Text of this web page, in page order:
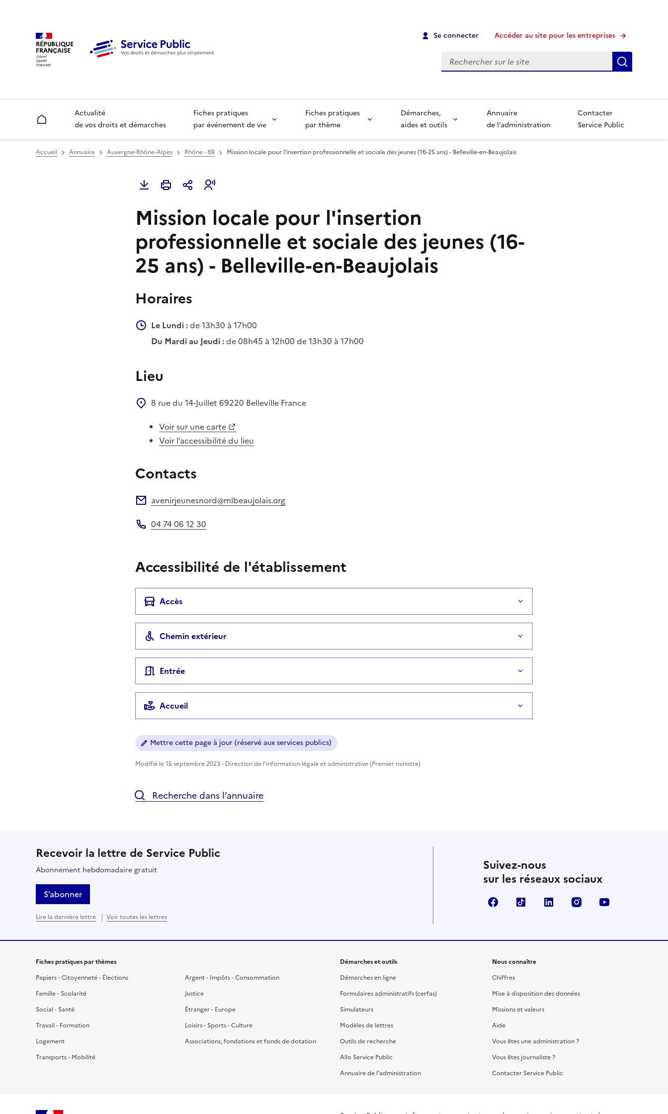
RÉPUBLIQUE
FRANÇAISE
Se connecter Accéder au site pour les entreprises
Recherche
Accueil
Actualité
de vos droits et démarches
Fiches pratiques
par événement de vie
Fiches pratiques
par thème
Démarches,
aides et outils
Annuaire
de l’administration
Contacter
Service Public
Accueil Annuaire Auvergne-Rhône-Alpes Rhône - 69 Mission locale pour l'insertion professionnelle et sociale des jeunes (16-25 ans) - Belleville-en-Beaujolais
Mission locale pour l'insertion
professionnelle et sociale des jeunes (16-
25 ans) - Belleville-en-Beaujolais
Horaires
Le Lundi :de 13h30 à 17h00
Du Mardi au Jeudi :de 08h45 à 12h00 de 13h30 à 17h00
Lieu
8 rue du 14-Juillet 69220 Belleville France
Voir sur une carte
Voir l’accessibilité du lieu
Contacts
avenirjeunesnord@mlbeaujolais.org
04 74 06 12 30
Accessibilité de l'établissement
Accès
Chemin extérieur
Entrée
Accueil
Mettre cette page à jour (réservé aux services publics)
Modifié le 15 septembre 2023 - Direction de l'information légale et administrative (Premier ministre)
Recherche dans l’annuaire
Recevoir la lettre de Service Public
Abonnement hebdomadaire gratuit
S’abonner
Lire la dernière lettre Voir toutes les lettres
Suivez-nous
sur les réseaux sociaux
FacebookTikTok LinkedIn Instagram
Fiches pratiques par thèmes
Papiers - Citoyenneté - Élections
Famille - Scolarité
Social - Santé
Travail - Formation
Logement
Transports - Mobilité
Argent - Impôts - Consommation
Justice
Étranger - Europe
Loisirs - Sports - Culture
Associations, fondations et fonds de dotation
Démarches et outils
Démarches en ligne
Formulaires administratifs (cerfas)
Simulateurs
Modèles de lettres
Outils de recherche
Allo Service Public
Annuaire de l'administration
Nous connaître
Chiffres
Mise à disposition des données
Missions et valeurs
Aide
Vous êtes une administration ?
Vous êtes journaliste ?
Contacter Service Public